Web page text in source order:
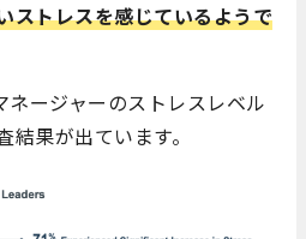
ストレスを感じているようで
ージャーのストレスレベル
果が出ています。